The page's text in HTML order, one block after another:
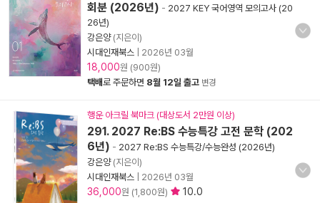
회분 (2026년) - 2027 KEY 국어영역 모의고사 (20
26년)
강은양(지은이)
시대인재북스
2026년 03월
18,000원 (900원)
택배로 주문하면 8월 12일 출고 변경
행운 아크릴 북마크 (대상도서 2만원 이상)
291. 2027 Re:BS 수능특강 고전 문학 (202
6년) - 2027 Re:BS 수능특강/수능완성 (2026년)
강은양(지은이)
시대인재북스
2026년 03월
36,000원 (1,800원) 10.0